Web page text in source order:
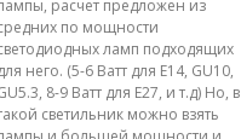
расчет предложен из
по мощности
ламп подходящих
него. (5-6 Ватт для E14, GU10,
8-9 Ватт для E27, и т.д) Но, в
светильник можно взять